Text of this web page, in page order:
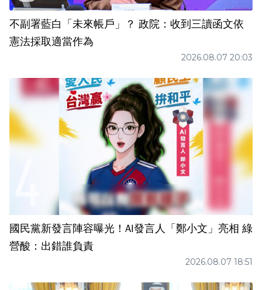
不副署藍白「未來帳戶」？ 政院：收到三讀函文依
憲法採取適當作為
2026.08.07 20:03
國民黨新發言陣容曝光！AI發言人「鄭小文」亮相 綠
營酸：出錯誰負責
2026.08.07 18:51